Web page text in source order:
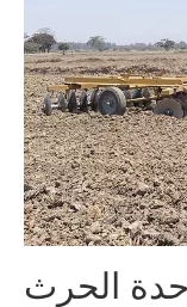
وحدة الحصاد
بعد الحصاد
معالجة القش
الحرث